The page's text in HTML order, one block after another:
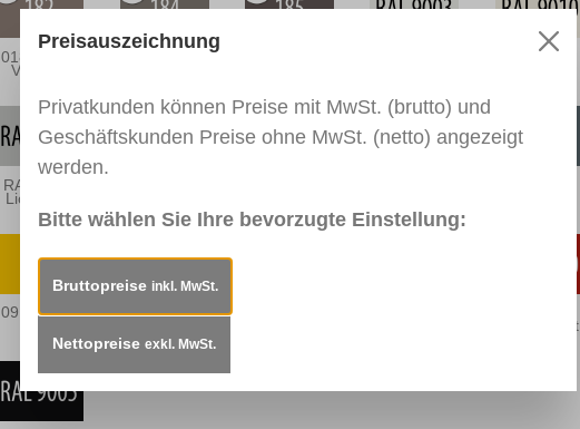
0182 Teak
Vintage
RAL 9010
RAL 7035
Lichtgrau
0915 Gelb RAL 1017
Verkehrsrot
Preisauszeichnung
Privatkunden können Preise mit MwSt. (brutto) und
Geschäftskunden Preise ohne MwSt. (netto) angezeigt
werden.
Bitte wählen Sie Ihre bevorzugte Einstellung:
Bruttopreise inkl. MwSt.
Nettopreise exkl. MwSt.